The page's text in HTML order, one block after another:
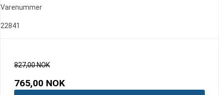
Varenummer
22841
827,00 NOK
765,00 NOK